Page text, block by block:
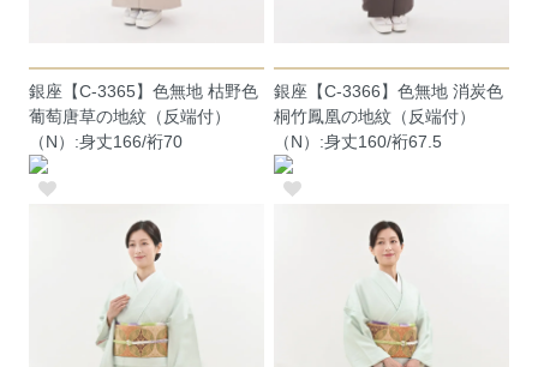
銀座【C-3365】色無地 枯野色
葡萄唐草の地紋（反端付）
（N）:身丈166/裄70
銀座【C-3366】色無地 消炭色
桐竹鳳凰の地紋（反端付）
（N）:身丈160/裄67.5